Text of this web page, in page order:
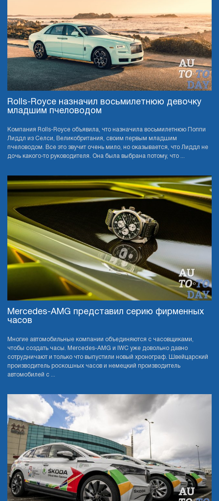
Rolls-Royce назначил восьмилетнюю девочку
младшим пчеловодом
Компания Rolls-Royce объявила, что назначила восьмилетнюю Поппи
Лиддл из Селси, Великобритания, своим первым младшим
пчеловодом. Все это звучит очень мило, но оказывается, что Лиддл не
дочь какого-то руководителя. Она была выбрана потому, что ...
Mercedes-AMG представил серию фирменных
часов
Многие автомобильные компании объединяются с часовщиками,
чтобы создать часы. Mercedes-AMG и IWC уже довольно давно
сотрудничают и только что выпустили новый хронограф. Швейцарский
производитель роскошных часов и немецкий производитель
автомобилей с ...